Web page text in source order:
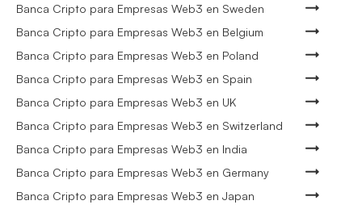
Banca Cripto para Empresas Web3 en Sweden
Banca Cripto para Empresas Web3 en Belgium
Banca Cripto para Empresas Web3 en Poland
Banca Cripto para Empresas Web3 en Spain
Banca Cripto para Empresas Web3 en UK
Banca Cripto para Empresas Web3 en Switzerland
Banca Cripto para Empresas Web3 en India
Banca Cripto para Empresas Web3 en Germany
Banca Cripto para Empresas Web3 en Japan